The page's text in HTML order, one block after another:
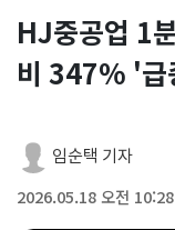
HJ중공업 1
비 347% '급
임순택 기자
2026.05.18 오전 10:28